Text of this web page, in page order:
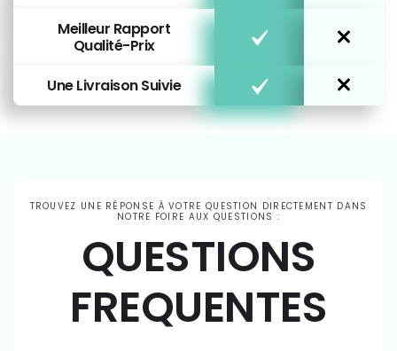
Meilleur Rapport
Qualité-Prix
Une Livraison Suivie
TROUVEZ UNE RÉPONSE À VOTRE QUESTION DIRECTEMENT DANS
NOTRE FOIRE AUX QUESTIONS :
QUESTIONS
FREQUENTES